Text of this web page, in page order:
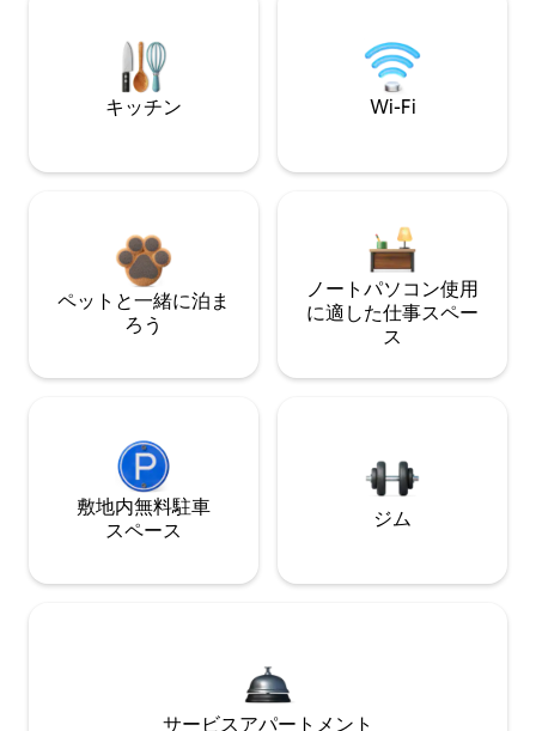
キッチン Wi-Fi
ペットと一緒に泊ま
ろう
ノートパソコン使用
に適した仕事スペー
ス
敷地内無料駐⁠車
ス⁠ペ⁠ー⁠ス
ジム
サービスアパートメント